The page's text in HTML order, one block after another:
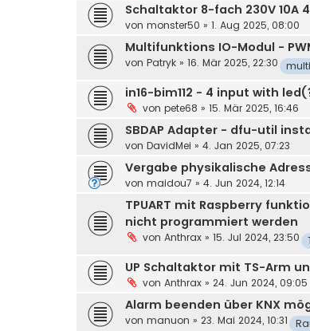
Schaltaktor 8-fach 230V 10A
von monster50 » 1. Aug 2025, 08:00
Multifunktions IO-Modul -
von Patryk » 16. Mär 2025, 22:30
in16-bim112 - 4 input with
von pete68 » 15. Mär 2025, 16:46
SBDAP Adapter - dfu-util
von DavidMei » 4. Jan 2025, 07:23
Vergabe physikalische
von maidou7 » 4. Jun 2024, 12:14
TPUART mit Raspberry
nicht programmiert werden
von Anthrax » 15. Jul 2024, 23:50
UP Schaltaktor mit TS-Arm
von Anthrax » 24. Jun 2024, 09:05
Alarm beenden über KNX
von manuon » 23. Mai 2024, 10:31